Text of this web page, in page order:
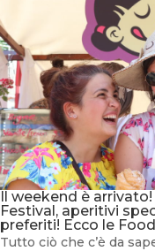
Il weekend è
Festival, aperitivi
preferiti! Ecco le
Tutto ciò che c’è da